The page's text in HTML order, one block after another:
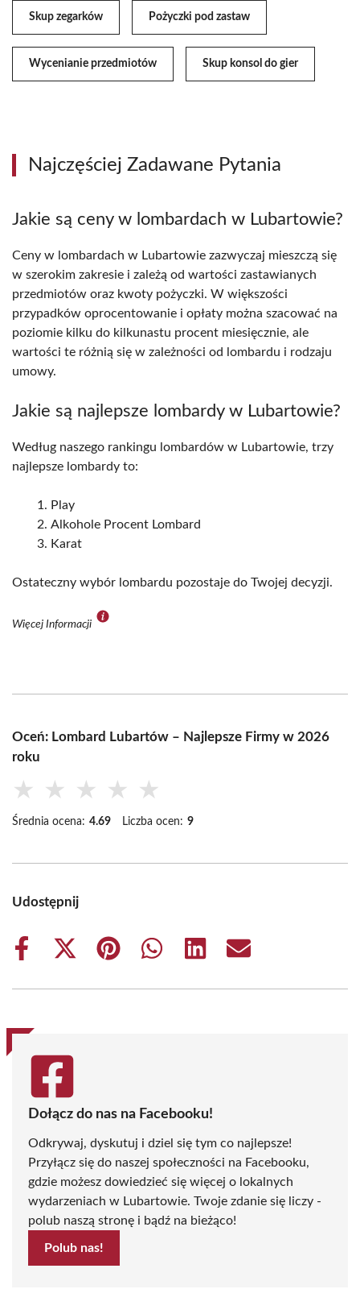
Skup zegarków Pożyczki pod zastaw
Wycenianie przedmiotów Skup konsol do gier
Najczęściej Zadawane Pytania
Jakie są ceny w lombardach w Lubartowie?
Ceny w lombardach w Lubartowie zazwyczaj mieszczą się
w szerokim zakresie i zależą od wartości zastawianych
przedmiotów oraz kwoty pożyczki. W większości
przypadków oprocentowanie i opłaty można szacować na
poziomie kilku do kilkunastu procent miesięcznie, ale
wartości te różnią się w zależności od lombardu i rodzaju
umowy.
Jakie są najlepsze lombardy w Lubartowie?
Według naszego rankingu lombardów w Lubartowie, trzy
najlepsze lombardy to:
Play
Alkohole Procent Lombard
Karat
Ostateczny wybór lombardu pozostaje do Twojej decyzji.
Więcej Informacji
Oceń: Lombard Lubartów – Najlepsze Firmy w 2026
roku
★ ★ ★ ★ ★
Średnia ocena: 4.69 Liczba ocen: 9
Udostępnij
Share
Share
(Twitter)
Share
Share
Share
Share
Dołącz do nas na Facebooku!
Odkrywaj, dyskutuj i dziel się tym co najlepsze!
Przyłącz się do naszej społeczności na Facebooku,
gdzie możesz dowiedzieć się więcej o lokalnych
wydarzeniach w Lubartowie. Twoje zdanie się liczy -
polub naszą stronę i bądź na bieżąco!
Polub nas!